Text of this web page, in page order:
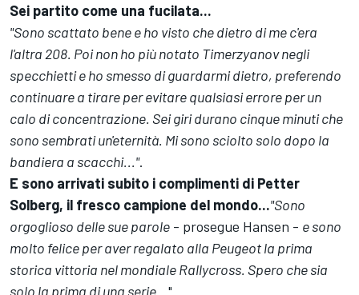
Sei partito come una fucilata...
"Sono scattato bene e ho visto che dietro di me c'era
l'altra 208. Poi non ho più notato Timerzyanov negli
specchietti e ho smesso di guardarmi dietro, preferendo
continuare a tirare per evitare qualsiasi errore per un
calo di concentrazione. Sei giri durano cinque minuti che
sono sembrati un'eternità. Mi sono sciolto solo dopo la
bandiera a scacchi...".
E sono arrivati subito i complimenti di Petter
Solberg, il fresco campione del mondo..."Sono
orgoglioso delle sue parole - prosegue Hansen - e sono
molto felice per aver regalato alla Peugeot la prima
storica vittoria nel mondiale Rallycross. Spero che sia
solo la prima di una serie...".